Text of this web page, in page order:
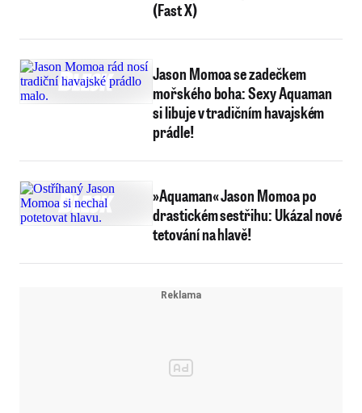
(Fast X)
Jason Momoa se zadečkem
mořského boha: Sexy Aquaman
si libuje v tradičním havajském
prádle!
»Aquaman« Jason Momoa po
drastickém sestřihu: Ukázal nové
tetování na hlavě!